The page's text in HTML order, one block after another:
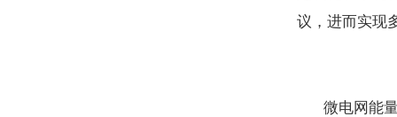
议，进而实现
微电网能